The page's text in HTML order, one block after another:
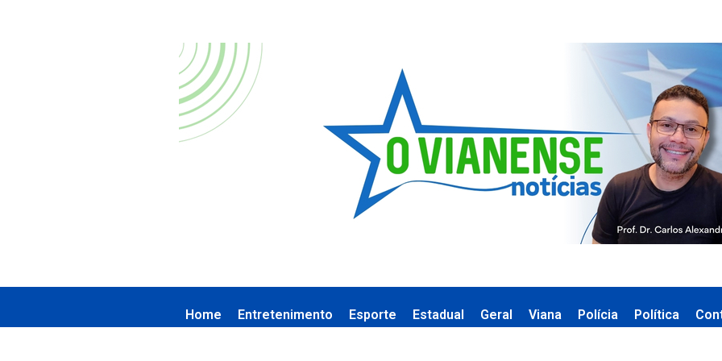
Home Entretenimento Esporte Estadual Geral Viana Polícia Política